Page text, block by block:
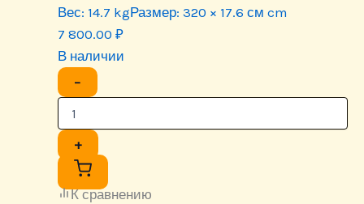
Вес: 14.7 kgРазмер: 320 × 17.6 см cm
7 800.00 ₽
В наличии
−
+
К сравнению